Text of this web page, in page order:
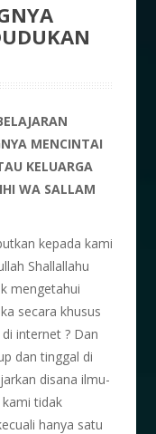
MENCINTAI
KELUARGA
WA SALLAM
kepada kami
Shallallahu
mengetahui
secara khusus
internet ? Dan
dan tinggal di
disana ilmu-
tidak
hanya satu